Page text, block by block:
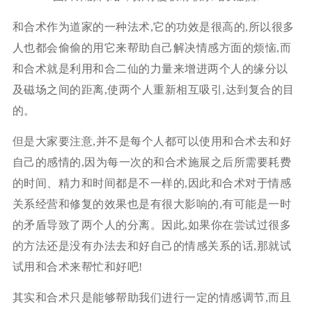
和合术作为道家的一种法术,它的功效是很高的,所以很多
人也都会偷偷的用它来帮助自己解决情感方面的烦恼,而
和合术就是利用和合二仙的力量来增进两个人的缘分以
及磁场之间的距离,使两个人重新相互吸引,达到复合的目
的。
但是大家要注意,并不是每个人都可以使用和合术去和好
自己的感情的,因为每一次的和合术施展之后所需要耗费
的时间、精力和时间都是不一样的,因此和合术对于情感
关系经营和修复的效果也是有很大影响的,有可能是一时
的矛盾导致了两个人的分离。因此,如果你在尝试过很多
的方法还是没有办法去和好自己的情感关系的话,那就试
试用和合术来帮忙和好吧!
其实和合术只是能够帮助我们进行一定的情感调节,而且